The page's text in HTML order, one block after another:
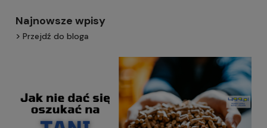
Najnowsze wpisy
Przejdź do bloga